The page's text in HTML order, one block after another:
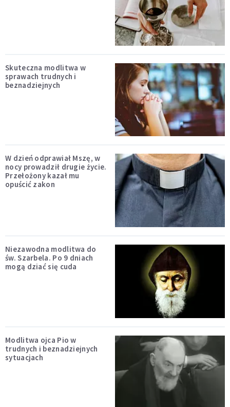
Skuteczna modlitwa w
sprawach trudnych i
beznadziejnych
W dzień odprawiał Mszę, w
nocy prowadził drugie życie.
Przełożony kazał mu
opuścić zakon
Niezawodna modlitwa do
św. Szarbela. Po 9 dniach
mogą dziać się cuda
Modlitwa ojca Pio w
trudnych i beznadziejnych
sytuacjach